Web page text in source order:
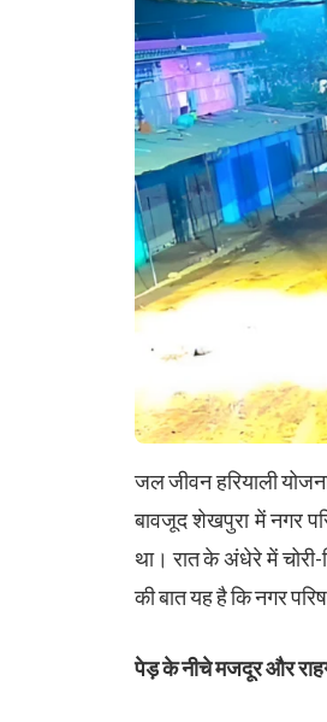
जल जीवन हरियाली
बावजूद शेखपुरा में नगर
था। रात के अंधेरे में
की बात यह है कि नगर
पेड़ के नीचे मजदूर और